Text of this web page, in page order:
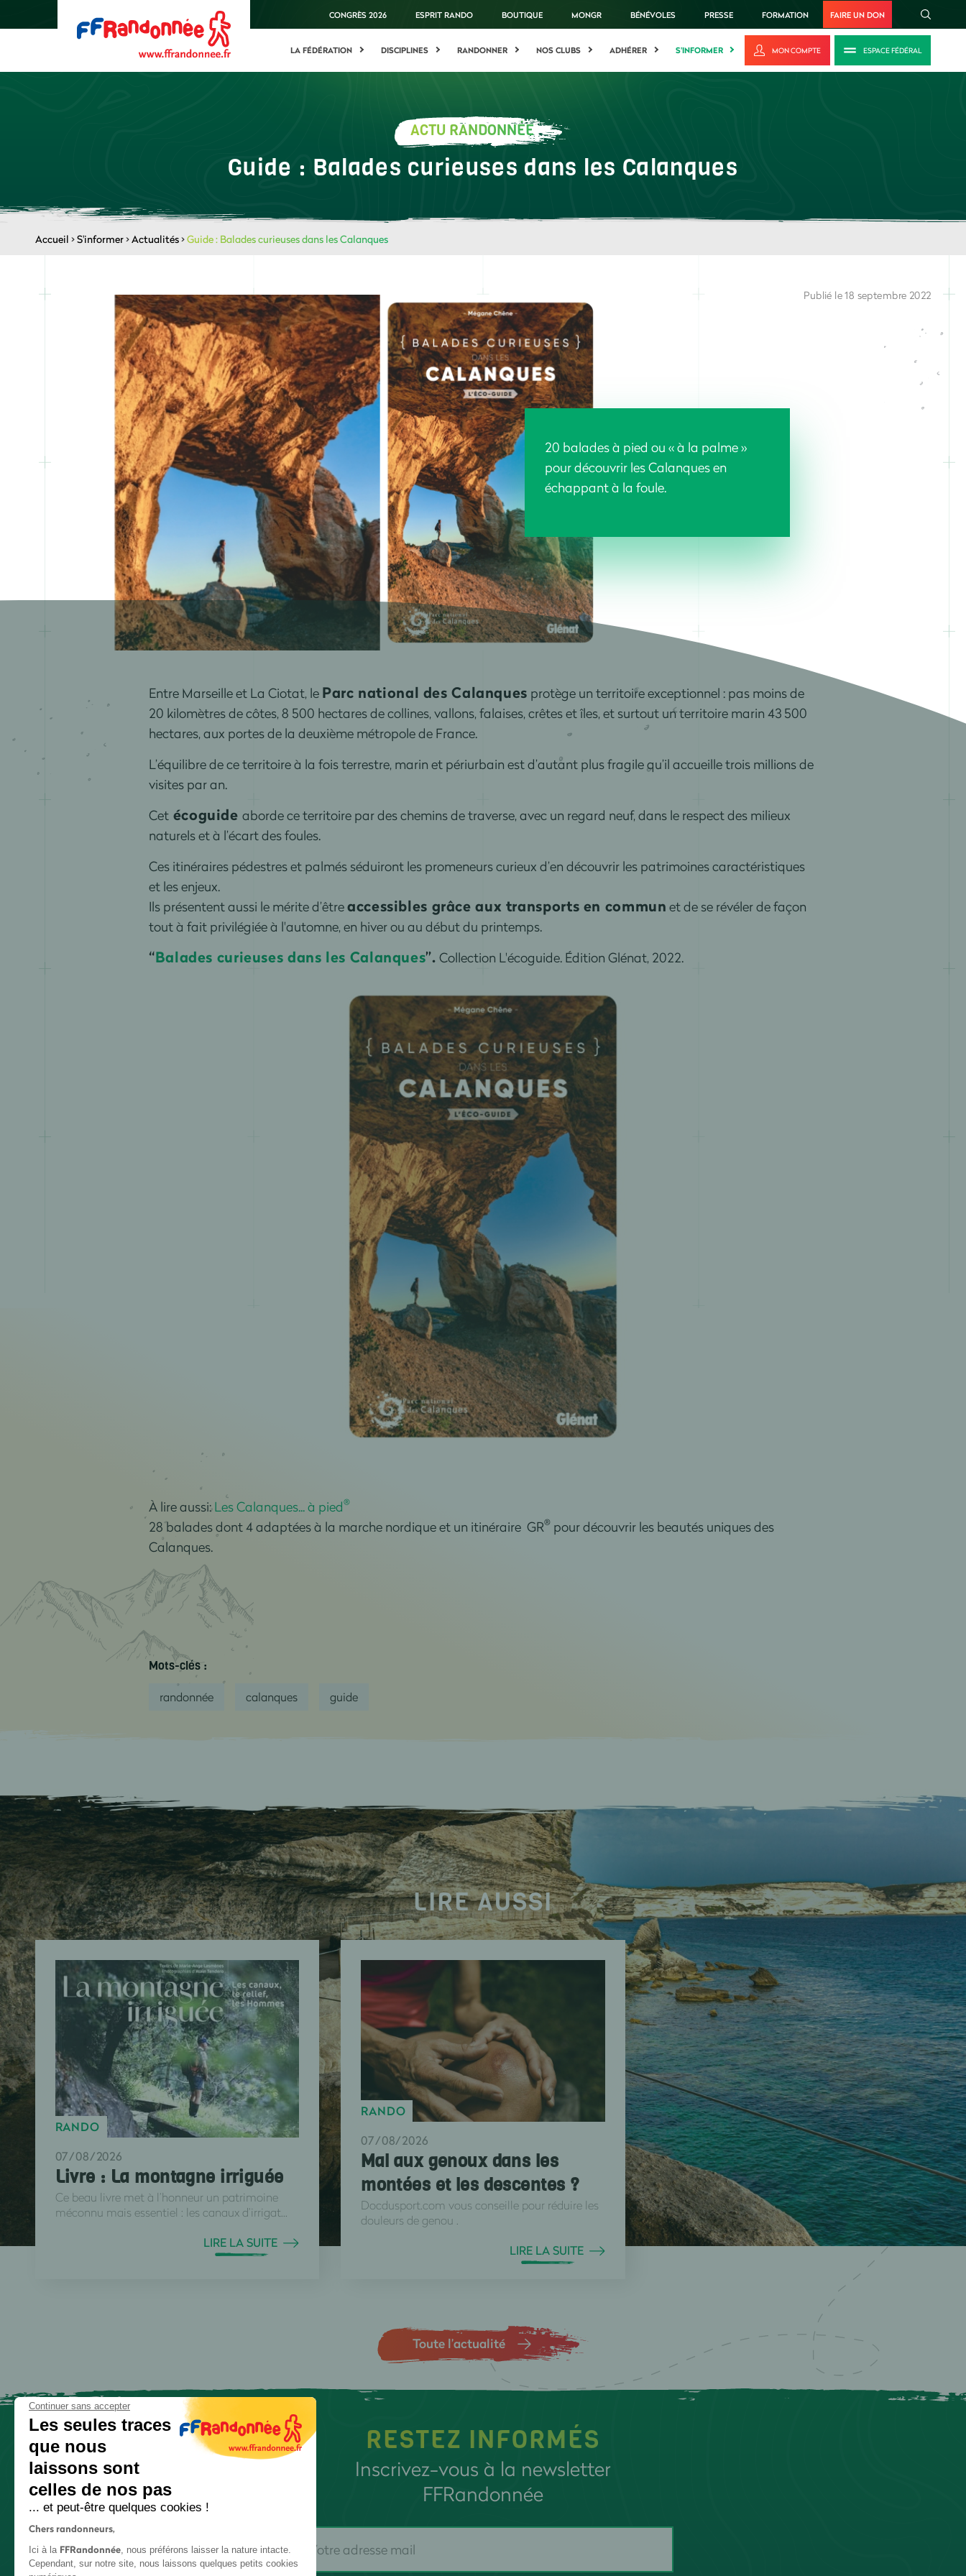
CONGRÈS 2026 ESPRIT RANDO BOUTIQUE MONGR BÉNÉVOLES PRESSE FORMATION FAIRE UN DON
LA FÉDÉRATION DISCIPLINES RANDONNER NOS CLUBS ADHÉRER S'INFORMER MON COMPTE ESPACE FÉDÉRAL
ACTU RANDONNÉE
Guide : Balades curieuses dans les Calanques
Accueil >S'informer>Actualités>Guide : Balades curieuses dans les Calanques
20 balades à pied ou « à la palme »
pour découvrir les Calanques en
échappant à la foule.
Publié le 18 septembre 2022
Entre Marseille et La Ciotat, le Parc national des Calanques protège un territoire exceptionnel : pas moins de
20 kilomètres de côtes, 8 500 hectares de collines, vallons, falaises, crêtes et îles, et surtout un territoire marin 43 500
hectares, aux portes de la deuxième métropole de France.
L’équilibre de ce territoire à la fois terrestre, marin et périurbain est d’autant plus fragile qu’il accueille trois millions de
visites par an.
Cetécoguideaborde ce territoire par des chemins de traverse, avec un regard neuf, dans le respect des milieux
naturels et à l’écart des foules.
Ces itinéraires pédestres et palmés séduiront les promeneurs curieux d’en découvrir les patrimoines caractéristiques
et les enjeux.
Ils présentent aussi le mérite d’êtreaccessibles grâce aux transports en commun et de se révéler de façon
tout à fait privilégiée à l'automne, en hiver ou au début du printemps.
“Balades curieuses dans les Calanques”. Collection L'écoguide. Édition Glénat, 2022.
À lireaussi:Les Calanques... à pied®
28 balades dont 4 adaptées à la marche nordique et un itinéraire GR®pour découvrir les beautés uniques des
Calanques.
Mots-clés :
randonnée calanques guide
LIRE AUSSI
RANDO
07/08/2026
Livre : La montagne irriguée
Ce beau livre met à l’honneur un patrimoine
méconnu mais essentiel : les canaux d’irrigat...
LIRE LA SUITE
RANDO
07/08/2026
Mal aux genoux dans les
montées et les descentes ?
Docdusport.com vous conseille pour réduire les
douleurs de genou .
LIRE LA SUITE
Toute l’actualité
RESTEZ INFORMÉS
Inscrivez-vous à la newsletter
FFRandonnée
Continuer sans accepter
Les seules traces
que nous
laissons sont
celles de nos pas
... et peut-être quelques cookies !
Chers randonneurs,
Ici à la FFRandonnée, nous préférons laisser la nature intacte.
Cependant, sur notre site, nous laissons quelques petits cookies